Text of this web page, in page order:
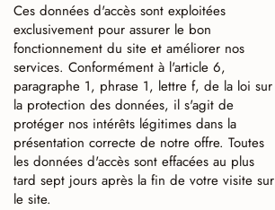
Ces données d'accès sont exploitées
exclusivement pour assurer le bon
fonctionnement du site et améliorer nos
services. Conformément à l'article 6,
paragraphe 1, phrase 1, lettre f, de la loi sur
la protection des données, il s'agit de
protéger nos intérêts légitimes dans la
présentation correcte de notre offre. Toutes
les données d'accès sont effacées au plus
tard sept jours après la fin de votre visite sur
le site.